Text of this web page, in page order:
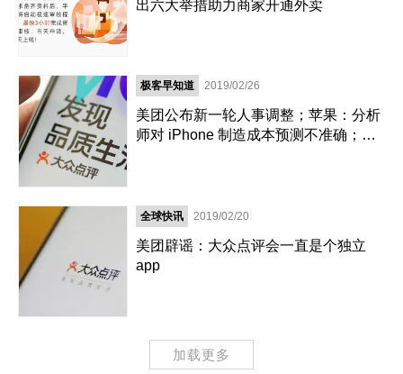
出六大举措助力商家开通外卖
极客早知道 2019/02/26
美团公布新一轮人事调整；苹果：分析
师对 iPhone 制造成本预测不准确；巴
全球快讯 2019/02/20
美团辟谣：大众点评会一直是个独立
app
加载更多